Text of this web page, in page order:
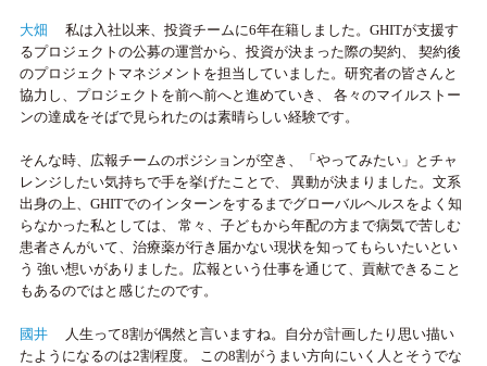
大畑
私は入社以来、投資チームに6年在籍しました。GHITが支援す
るプロジェクトの公募の運営から、投資が決まった際の契約、 契約後
のプロジェクトマネジメントを担当していました。研究者の皆さんと
協力し、プロジェクトを前へ前へと進めていき、 各々のマイルストー
ンの達成をそばで見られたのは素晴らしい経験です。
そんな時、広報チームのポジションが空き、「やってみたい」とチャ
レンジしたい気持ちで手を挙げたことで、 異動が決まりました。文系
出身の上、GHITでのインターンをするまでグローバルヘルスをよく知
らなかった私としては、 常々、子どもから年配の方まで病気で苦しむ
患者さんがいて、治療薬が行き届かない現状を知ってもらいたいとい
う 強い想いがありました。広報という仕事を通じて、貢献できること
もあるのではと感じたのです。
國井
人生って8割が偶然と言いますね。自分が計画したり思い描い
たようになるのは2割程度。 この8割がうまい方向にいく人とそうでな